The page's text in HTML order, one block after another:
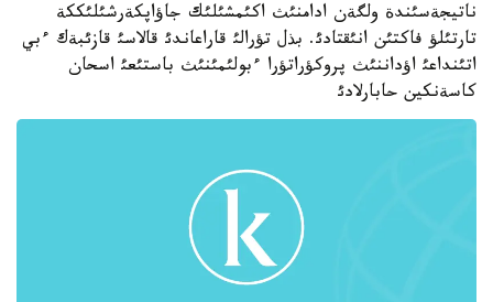
ناتيجةسئندة ولگةن ادامنئث اكئمشئلئك جاؤاپكةرشئلئككة
تارتئلؤ فاكتئن انئقتادئ. بذل تؤرالئ قاراعاندئ قالاسئ قازئبةك ءبي
اتئنداعئ اؤداننئث پروكؤراتؤرا ءبولئمئنئث باستئعئ اسحان
كاسةنكين حابارلادئ